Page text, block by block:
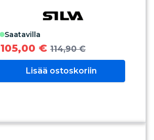
saatavilla
105,00 € 114,90 €
Lisää ostoskoriin